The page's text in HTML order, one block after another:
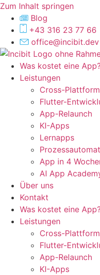
Zum Inhalt springen
Blog
+43 316 23 77 66
office@incibit.dev
Was kostet eine
Leistungen
Cross-
Flutter-
App-Relaunch
KI-Apps
Lernapps
App in 4
AI App
Über uns
Kontakt
Was kostet eine
Leistungen
Cross-
Flutter-
App-Relaunch
KI-Apps